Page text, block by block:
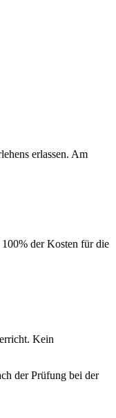
erlassen. Am
der Kosten für die
Kein
der Prüfung bei der